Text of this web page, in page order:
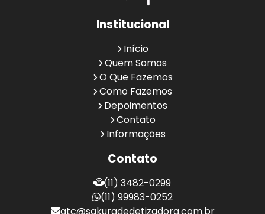
Institucional
Início
Quem Somos
O Que Fazemos
Como Fazemos
Depoimentos
Contato
Informações
Contato
(11) 3482-0299
(11) 99983-0252